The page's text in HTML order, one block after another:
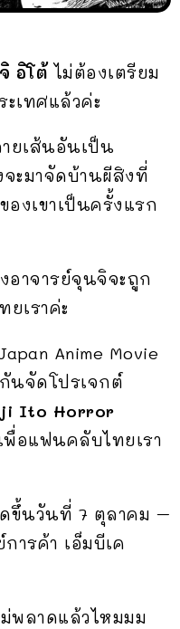
อิโต้ ไม่ต้องเตรียม
เทศแล้วค่ะ
ยเส้นอันเป็น
ะมาจัดบ้านผีสิงที่
งเขาเป็นครั้งแรก
าจารย์จุนจิจะถูก
เราค่ะ
Anime Movie
นจัดโปรเจกต์
Ito Horror
พื่อแฟนคลับไทยเรา
ขึ้นวันที่ 7 ตุลาคม –
ารค้า เอ็มบีเค
พลาดแล้วไหมมม